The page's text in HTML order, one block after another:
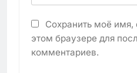
Сохранить моё имя,
этом браузере для
комментариев.